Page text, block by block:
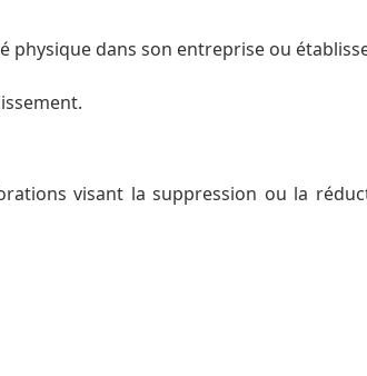
physique dans son entreprise ou
visant la suppression ou la